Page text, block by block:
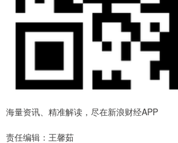
海量资讯、精准解读，尽在新浪财经APP
责任编辑：王馨茹